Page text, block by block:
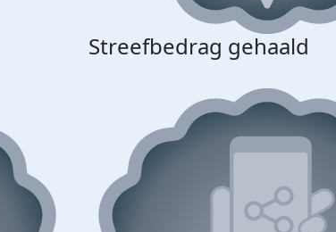
Streefbedrag gehaald